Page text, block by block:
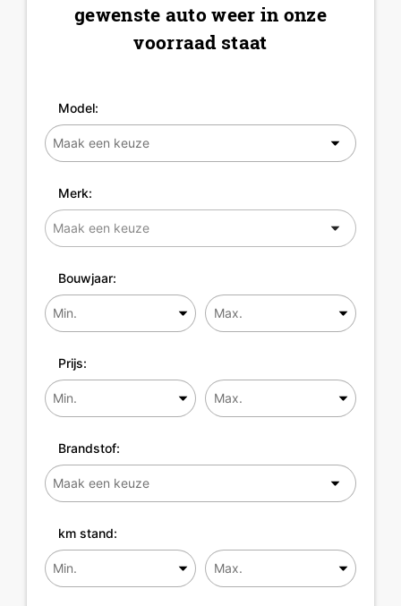
gewenste auto weer in onze
voorraad staat
Model:
Merk:
Bouwjaar:
Prijs:
Brandstof:
km stand: